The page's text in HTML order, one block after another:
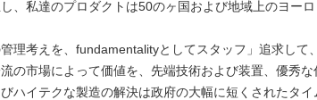
、私達のプロダクトは50のヶ国および地域上のヨー
管理考えを、fundamentalityとしてスタッフ」追求し
の市場によって価値を、先端技術および装置、優秀
ハイテクな製造の解決は政府の大幅に短くされたタ